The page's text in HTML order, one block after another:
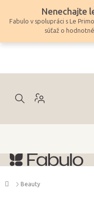
obsah
Nenechajte
Fabulo v spolupráci s Le
súťaž o
Domov
Beauty